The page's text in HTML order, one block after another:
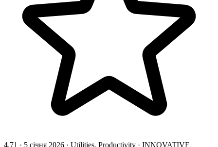
4.71 · 5 січня 2026 · Utilities, Productivity · INNOVATIVE